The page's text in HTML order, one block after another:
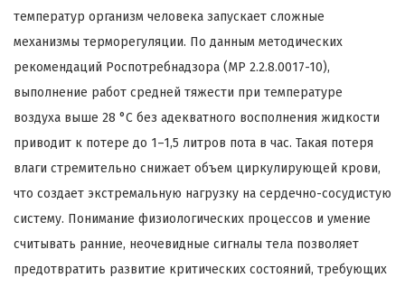
температур организм человека запускает сложные
механизмы терморегуляции. По данным методических
рекомендаций Роспотребнадзора (МР 2.2.8.0017-10),
выполнение работ средней тяжести при температуре
воздуха выше 28 °C без адекватного восполнения жидкости
приводит к потере до 1–1,5 литров пота в час. Такая потеря
влаги стремительно снижает объем циркулирующей крови,
что создает экстремальную нагрузку на сердечно-сосудистую
систему. Понимание физиологических процессов и умение
считывать ранние, неочевидные сигналы тела позволяет
предотвратить развитие критических состояний, требующих